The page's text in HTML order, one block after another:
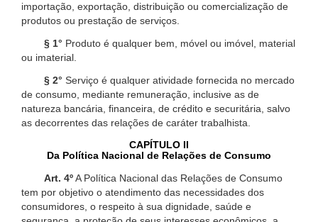
importação, exportação, distribuição ou comercialização de
produtos ou prestação de serviços.
§ 1° Produto é qualquer bem, móvel ou imóvel, material
ou imaterial.
§ 2° Serviço é qualquer atividade fornecida no mercado
de consumo, mediante remuneração, inclusive as de
natureza bancária, financeira, de crédito e securitária, salvo
as decorrentes das relações de caráter trabalhista.
CAPÍTULO II
Da Política Nacional de Relações de Consumo
Art. 4ºA Política Nacional das Relações de Consumo
tem por objetivo o atendimento das necessidades dos
consumidores, o respeito à sua dignidade, saúde e